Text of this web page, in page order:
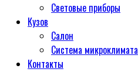
Световые приборы
Кузов
Салон
Система микроклимата
Контакты